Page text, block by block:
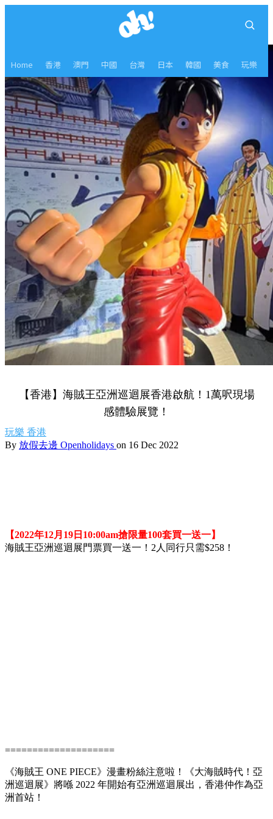
Home 香港 澳門 中國 台灣 日本 韓國 美食 玩樂
【香港】海賊王亞洲巡迴展香港啟航！1萬呎現場
感體驗展覽！
玩樂 香港
By 放假去邊 Openholidays on 16 Dec 2022
【2022年12月19日10:00am搶限量100套買一送一】
海賊王亞洲巡迴展門票買一送一！2人同行只需$258！
====================
《海賊王 ONE PIECE》漫畫粉絲注意啦！《大海賊時代！亞
洲巡迴展》將喺 2022 年開始有亞洲巡迴展出，香港仲作為亞
洲首站！